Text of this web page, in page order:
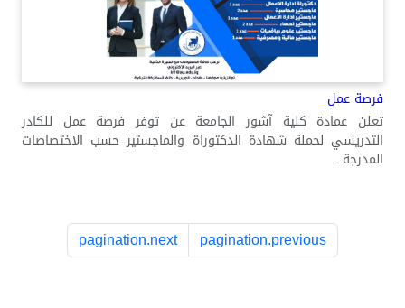
فرصة عمل
تعلن عمادة كلية آشور الجامعة عن توفر فرصة عمل للكادر
التدريسي لحملة شهادة الدكتوراة والماجستير حسب الاختصاصات
المدرجة...
pagination.previous
pagination.next